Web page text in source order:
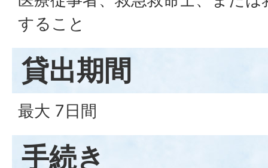
すること
貸出期間
最大 7日間
手続き